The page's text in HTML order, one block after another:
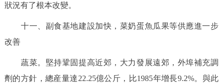
狀況有了根本改變。
十一、副食基地建設加快，菜奶蛋魚瓜果等供應進一步
改善
蔬菜。堅持鞏固提高近郊，大力發展遠郊，外埠補充調
劑的方針，總産量達22.25億公斤，比1985年增長9.2%。與此